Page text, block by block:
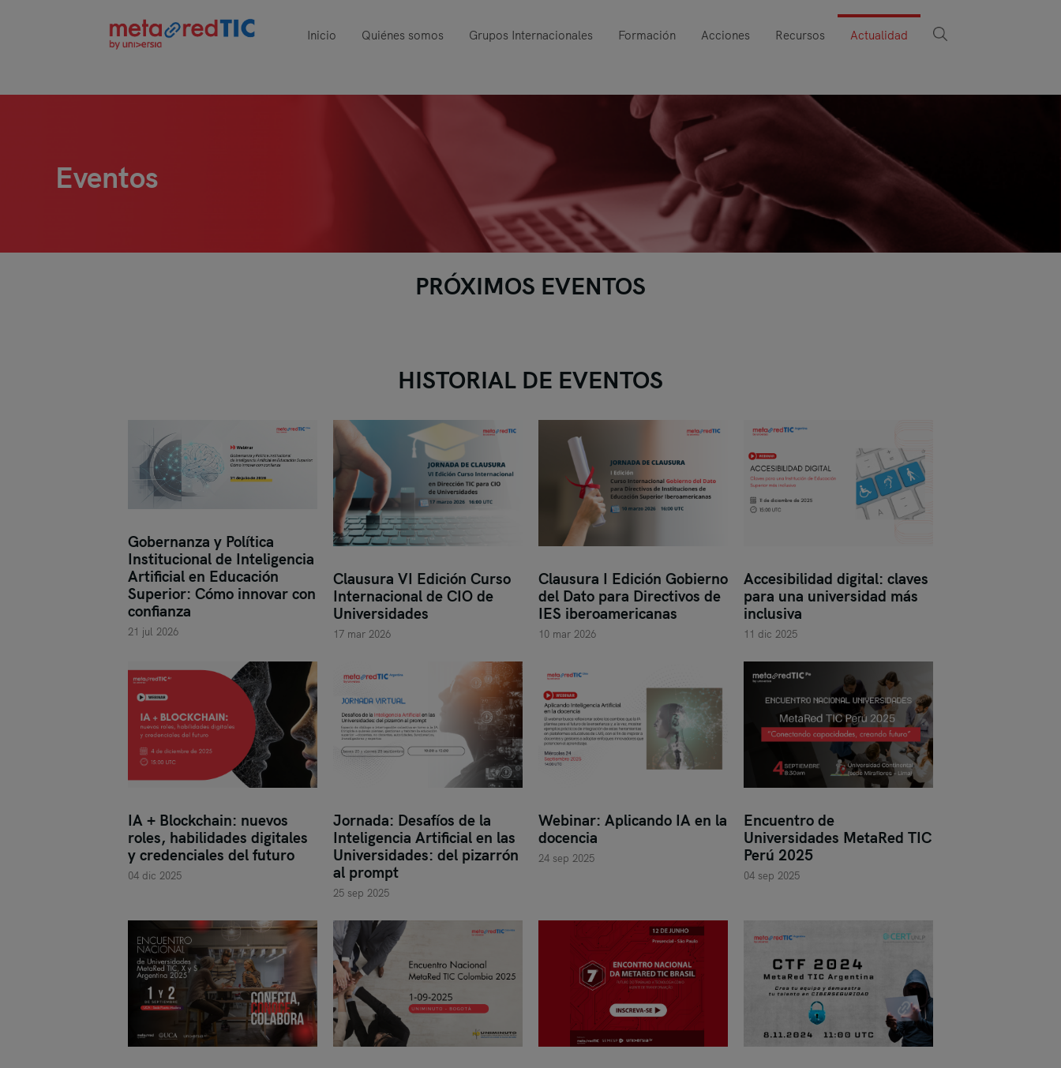
Inicio Quiénes somos Grupos Internacionales Formación Acciones Recursos Actualidad
Eventos
PRÓXIMOS EVENTOS
HISTORIAL DE EVENTOS
Gobernanza y Política
Institucional de Inteligencia
Artificial en Educación
Superior: Cómo innovar con
confianza
21 jul 2026
Clausura VI Edición Curso
Internacional de CIO de
Universidades
17 mar 2026
Clausura I Edición Gobierno
del Dato para Directivos de
IES iberoamericanas
10 mar 2026
Accesibilidad digital: claves
para una universidad más
inclusiva
11 dic 2025
IA + Blockchain: nuevos
roles, habilidades digitales
y credenciales del futuro
04 dic 2025
Jornada: Desafíos de la
Inteligencia Artificial en las
Universidades: del pizarrón
al prompt
25 sep 2025
Webinar: Aplicando IA en la
docencia
24 sep 2025
Encuentro de
Universidades MetaRed TIC
Perú 2025
04 sep 2025